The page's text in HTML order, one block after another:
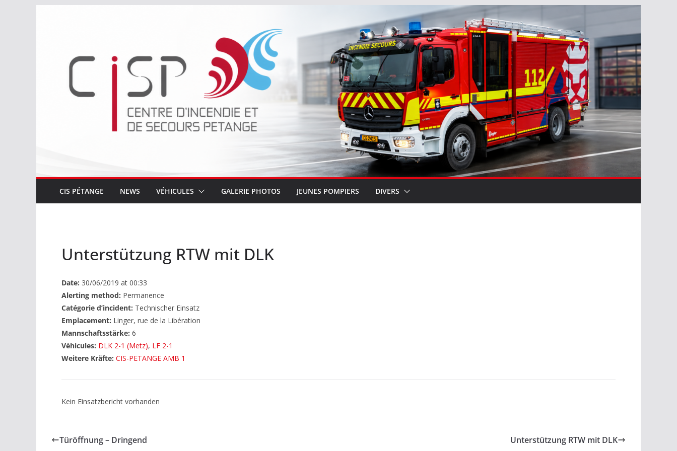
CIS PÉTANGE NEWS VÉHICULES GALERIE PHOTOS JEUNES POMPIERS DIVERS
Unterstützung RTW mit DLK
Date: 30/06/2019 at 00:33
Alerting method: Permanence
Catégorie d’incident: Technischer Einsatz
Emplacement: Linger, rue de la Libération
Mannschaftsstärke: 6
Véhicules: DLK 2-1 (Metz), LF 2-1
Weitere Kräfte: CIS-PETANGE AMB 1
Kein Einsatzbericht vorhanden
Türöffnung – Dringend Unterstützung RTW mit DLK